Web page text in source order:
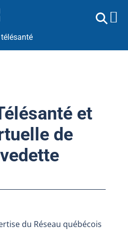
et
de
du Réseau québécois